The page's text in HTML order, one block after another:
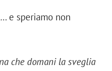
e speriamo non
che domani la sveglia